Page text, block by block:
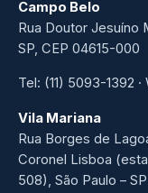
Campo Belo
Rua Doutor Jesuíno
SP, CEP 04615-000
Tel: (11) 5093-1392
Vila Mariana
Rua Borges de
Coronel Lisboa
508), São Paulo – SP